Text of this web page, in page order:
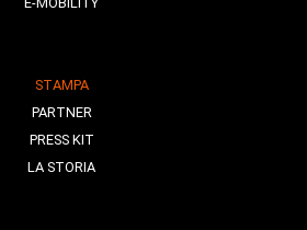
STAMPA
PARTNER
PRESS KIT
LA STORIA